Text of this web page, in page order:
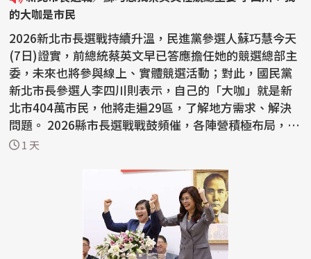
2026新北市長選戰持續升溫，民進黨參選人蘇巧慧今天
(7日)證實，前總統蔡英文早已答應擔任她的競選總部主
委，未來也將參與線上、實體競選活動；對此，國民黨
新北市長參選人李四川則表示，自己的「大咖」就是新
北市404萬市民，他將走遍29區，了解地方需求、解決
問題。 2026縣市長選戰戰鼓頻催，各陣營積極布局，並
相繼...
1 天